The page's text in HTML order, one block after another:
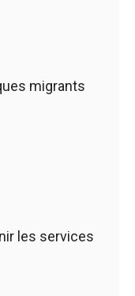
migrants
les services